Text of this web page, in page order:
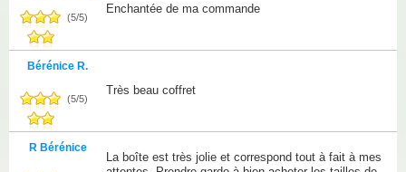
(5/5)
Enchantée de ma commande
Bérénice R.
(5/5)
Très beau coffret
R Bérénice
La boîte est très jolie et correspond tout à fait à mes